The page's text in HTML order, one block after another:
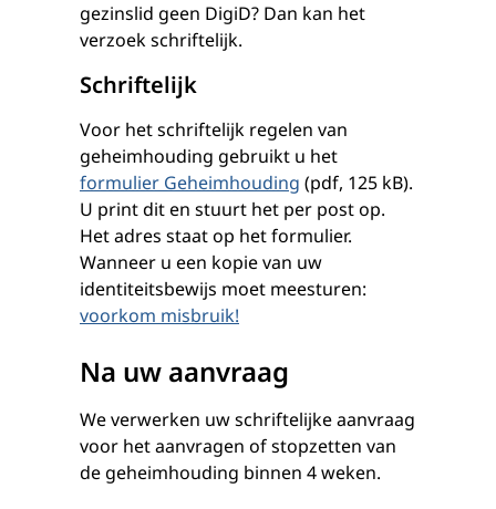
gezinslid geen DigiD? Dan kan het
verzoek schriftelijk.
Schriftelijk
Voor het schriftelijk regelen van
geheimhouding gebruikt u het
formulier Geheimhouding (pdf, 125 kB).
U print dit en stuurt het per post op.
Het adres staat op het formulier.
Wanneer u een kopie van uw
identiteitsbewijs moet meesturen:
voorkom misbruik!
Na uw aanvraag
We verwerken uw schriftelijke aanvraag
voor het aanvragen of stopzetten van
de geheimhouding binnen 4 weken.